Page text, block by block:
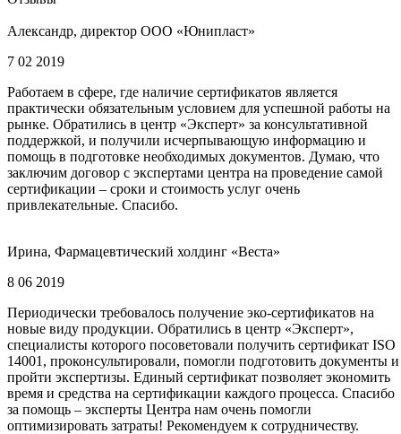
Александр, директор ООО «Юнипласт»
7 02 2019
Работаем в сфере, где наличие сертификатов является
практически обязательным условием для успешной работы на
рынке. Обратились в центр «Эксперт» за консультативной
поддержкой, и получили исчерпывающую информацию и
помощь в подготовке необходимых документов. Думаю, что
заключим договор с экспертами центра на проведение самой
сертификации – сроки и стоимость услуг очень
привлекательные. Спасибо.
Ирина, Фармацевтический холдинг «Веста»
8 06 2019
Периодически требовалось получение эко-сертификатов на
новые виду продукции. Обратились в центр «Эксперт»,
специалисты которого посоветовали получить сертификат ISO
14001, проконсультировали, помогли подготовить документы и
пройти экспертизы. Единый сертификат позволяет экономить
время и средства на сертификации каждого процесса. Спасибо
за помощь – эксперты Центра нам очень помогли
оптимизировать затраты! Рекомендуем к сотрудничеству.